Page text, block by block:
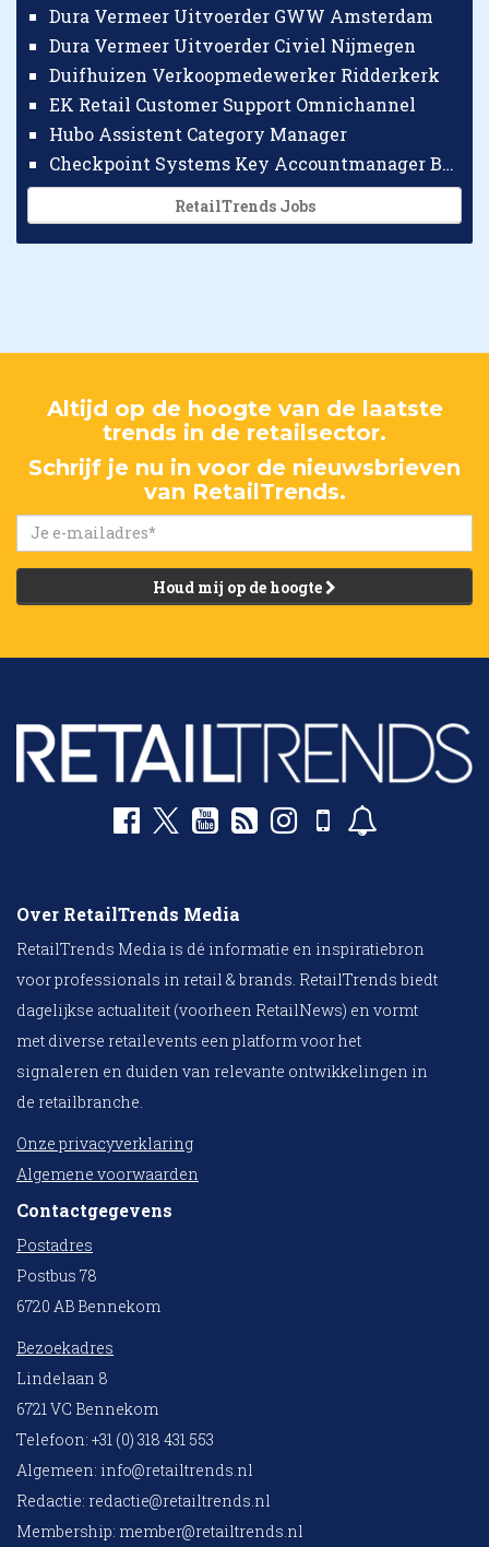
Dura Vermeer Uitvoerder GWW Amsterdam
Dura Vermeer Uitvoerder Civiel Nijmegen
Duifhuizen Verkoopmedewerker Ridderkerk
EK Retail Customer Support Omnichannel
Hubo Assistent Category Manager
Checkpoint Systems Key Accountmanager Benelux
RetailTrends Jobs
Altijd op de hoogte van de laatste
trends in de retailsector.
Schrijf je nu in voor de nieuwsbrieven
van RetailTrends.
Houd mij op de hoogte
Over RetailTrends Media
RetailTrends Media is dé informatie en inspiratiebron
voor professionals in retail & brands. RetailTrends biedt
dagelijkse actualiteit (voorheen RetailNews) en vormt
met diverse retailevents een platform voor het
signaleren en duiden van relevante ontwikkelingen in
de retailbranche.
Onze privacyverklaring
Algemene voorwaarden
Contactgegevens
Postadres
Postbus 78
6720 AB Bennekom
Bezoekadres
Lindelaan 8
6721 VC Bennekom
Telefoon: +31 (0) 318 431 553
Algemeen: info@retailtrends.nl
Redactie: redactie@retailtrends.nl
Membership: member@retailtrends.nl